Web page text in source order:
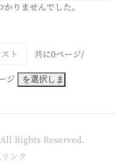
りませんでした。
ト 共に0ページ/
ジ
Rights Reserved.
ンク